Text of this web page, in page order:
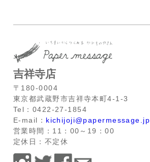
吉祥寺店
〒180-0004
東京都武蔵野市吉祥寺本町4-1-3
Tel：0422-27-1854
E-mail： kichijoji@papermessage.jp
営業時間：11：00～19：00
定休日：不定休